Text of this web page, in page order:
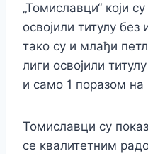
„Томиславци“ који
освојили титулу
тако су и млађи
лиги освојили
и само 1 поразом на
Томиславци су
се квалитетним